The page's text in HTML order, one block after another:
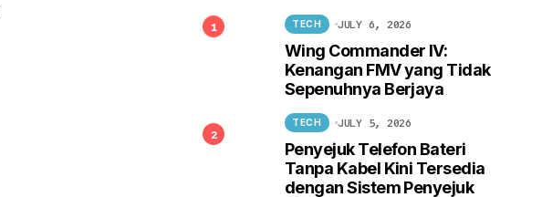
Wing Commander IV:
Kenangan FMV yang Tidak
Sepenuhnya Berjaya
TECH JULY 6, 2026
Penyejuk Telefon Bateri
Tanpa Kabel Kini Tersedia
dengan Sistem Penyejuk
TECH JULY 5, 2026